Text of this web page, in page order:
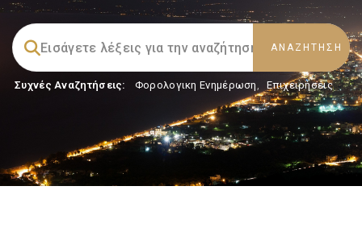
Συχνές Αναζητήσεις: Φορολογικη Ενημέρωση, Επιχειρήσεις